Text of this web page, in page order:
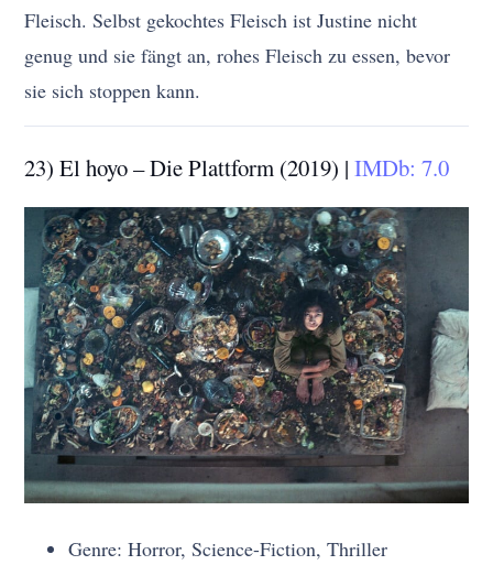
Fleisch. Selbst gekochtes Fleisch ist Justine nicht
genug und sie fängt an, rohes Fleisch zu essen, bevor
sie sich stoppen kann.
23) El hoyo – Die Plattform (2019) |IMDb: 7.0
Genre: Horror, Science-Fiction, Thriller